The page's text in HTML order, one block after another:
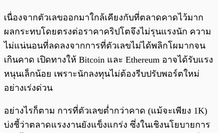
เนื่องจากตัวเลขออกมาใกล้เคียงกับที่ตลาดคาดไว้มาก
ผลกระทบโดยตรงต่อราคาคริปโตจึงไม่รุนแรงนัก ความ
ไม่แน่นอนที่ลดลงจากการที่ตัวเลขไม่ได้พลิกโผมากจน
เกินคาด เปิดทางให้ Bitcoin และ Ethereum อาจได้รับแรง
หนุนเล็กน้อย เพราะนักลงทุนไม่ต้องรีบปรับพอร์ตใหม่
อย่างเร่งด่วน
อย่างไรก็ตาม การที่ตัวเลขต่ำกว่าคาด (แม้จะเพียง 1K)
บ่งชี้ว่าตลาดแรงงานยังแข็งแกร่ง ซึ่งในเชิงนโยบายการ